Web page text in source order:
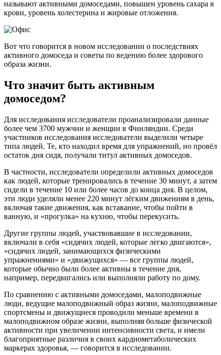
называют активными домоседами, повышен уровень сахара в
крови, уровень холестерина и жировые отложения.
Вот что говорится в новом исследовании о последствиях
активного домоседа и советы по ведению более здорового
образа жизни.
Что значит быть активным
домоседом?
Для исследования исследователи проанализировали данные
более чем 3700 мужчин и женщин в Финляндии. Среди
участников исследования исследователи выделили четыре
типа людей. Те, кто находил время для упражнений, но провёл
остаток дня сидя, получали титул активных домоседов.
В частности, исследователи определили активных домоседов
как людей, которые тренировались в течение 30 минут, а затем
сидели в течение 10 или более часов до конца дня. В целом,
эти люди уделяли менее 220 минут лёгким движениям в день,
включая такие движения, как вставание, чтобы пойти в
ванную, и «прогулка» на кухню, чтобы перекусить.
Другие группы людей, участвовавшие в исследовании,
включали в себя «сидячих людей, которые легко двигаются»,
«сидячих людей, занимающихся физическими
упражнениями» и «движущихся» — все группы людей,
которые обычно были более активны в течение дня,
например, передвигались или выполняли работу по дому.
По сравнению с активными домоседами, малоподвижные
люди, ведущие малоподвижный образ жизни, малоподвижные
спортсмены и движущиеся проводили меньше времени в
малоподвижном образе жизни, выполняя больше физической
активности при увеличении интенсивности света, и имели
благоприятные различия в своих кардиометаболических
маркерах здоровья, — говорится в исследовании.